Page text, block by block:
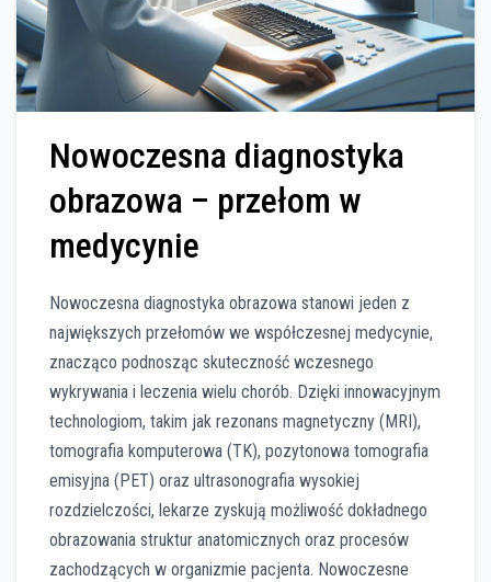
Nowoczesna diagnostyka
obrazowa – przełom w
medycynie
Nowoczesna diagnostyka obrazowa stanowi jeden z
największych przełomów we współczesnej medycynie,
znacząco podnosząc skuteczność wczesnego
wykrywania i leczenia wielu chorób. Dzięki innowacyjnym
technologiom, takim jak rezonans magnetyczny (MRI),
tomografia komputerowa (TK), pozytonowa tomografia
emisyjna (PET) oraz ultrasonografia wysokiej
rozdzielczości, lekarze zyskują możliwość dokładnego
obrazowania struktur anatomicznych oraz procesów
zachodzących w organizmie pacjenta. Nowoczesne